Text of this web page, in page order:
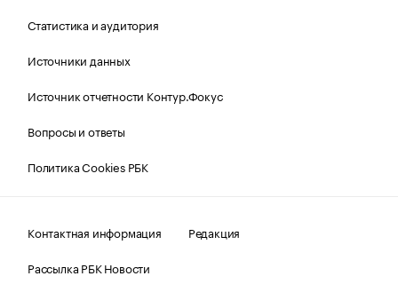
Статистика и аудитория
Источники данных
Источник отчетности Контур.Фокус
Вопросы и ответы
Политика Cookies РБК
Контактная информация
Редакция
Рассылка РБК Новости